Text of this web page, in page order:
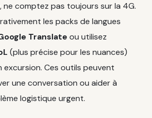
comptez pas toujours sur la 4G.
les packs de langues
Translateou utilisez
(plus précise pour les nuances)
Ces outils peuvent
une conversation ou aider à
logistique urgent.